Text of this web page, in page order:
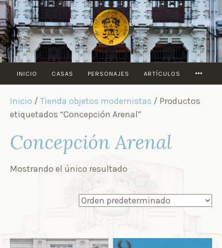
Saltar
al
contenido
INICIO CASAS PERSONAJES ARTÍCULOS
Inicio / Tienda objetos modernistas / Productos
etiquetados “Concepción Arenal”
Concepción Arenal
Mostrando el único resultado